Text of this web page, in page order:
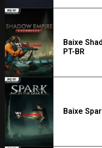
Baixe
PT-BR
Baixe